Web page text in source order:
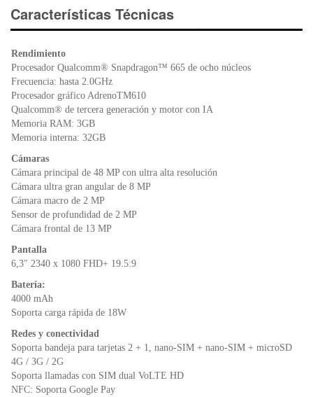
e
b
o
k
er s
A
p
ri
e
dl
y
Características Técnicas
Rendimiento
Procesador Qualcomm® Snapdragon™ 665 de ocho núcleos
Frecuencia: hasta 2.0GHz
Procesador gráfico AdrenoTM610
Qualcomm® de tercera generación y motor con IA
Memoria RAM: 3GB
Memoria interna: 32GB
Cámaras
Cámara principal de 48 MP con ultra alta resolución
Cámara ultra gran angular de 8 MP
Cámara macro de 2 MP
Sensor de profundidad de 2 MP
Cámara frontal de 13 MP
Pantalla
6,3″ 2340 x 1080 FHD+ 19.5:9
Batería:
4000 mAh
Soporta carga rápida de 18W
Redes y conectividad
Soporta bandeja para tarjetas 2 + 1, nano-SIM + nano-SIM + microSD
4G / 3G / 2G
Soporta llamadas con SIM dual VoLTE HD
NFC: Soporta Google Pay